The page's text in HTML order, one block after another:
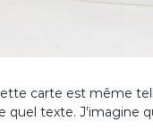
carte est même
quel texte. J’imagine